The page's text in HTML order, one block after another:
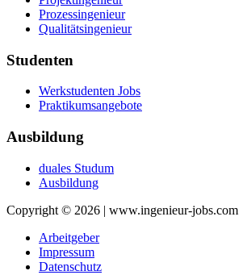
Prozessingenieur
Qualitätsingenieur
Studenten
Werkstudenten Jobs
Praktikumsangebote
Ausbildung
duales Studum
Ausbildung
Copyright © 2026 | www.ingenieur-jobs.com
Arbeitgeber
Impressum
Datenschutz